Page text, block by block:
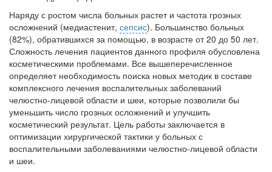
Наряду с ростом числа больных растет и частота грозных
осложнений (медиастенит, сепсис). Большинство больных
(82%), обратившихся за помощью, в возрасте от 20 до 50 лет.
Сложность лечения пациентов данного профиля обусловлена
косметическими проблемами. Все вышеперечисленное
определяет необходимость поиска новых методик в составе
комплексного лечения воспалительных заболеваний
челюстно-лицевой области и шеи, которые позволили бы
уменьшить число грозных осложнений и улучшить
косметический результат. Цель работы заключается в
оптимизации хирургической тактики у больных с
воспалительными заболеваниями челюстно-лицевой области
и шеи.